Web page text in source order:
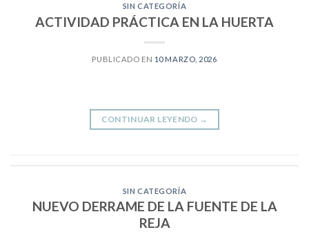
SIN CATEGORÍA
ACTIVIDAD PRÁCTICA EN LA HUERTA
PUBLICADO EN 10 MARZO, 2026
CONTINUAR LEYENDO →
SIN CATEGORÍA
NUEVO DERRAME DE LA FUENTE DE LA
REJA